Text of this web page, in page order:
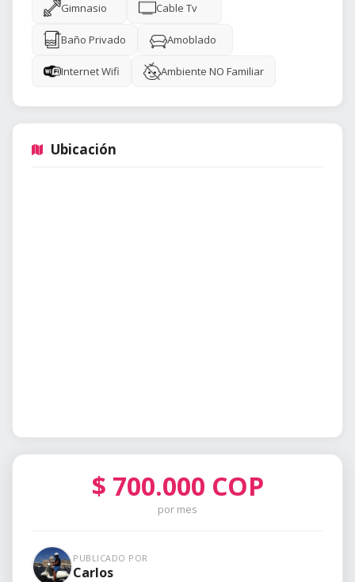
Gimnasio Cable Tv
Baño Privado Amoblado
Internet Wifi Ambiente NO Familiar
Ubicación
$ 700.000 COP
por mes
PUBLICADO POR
Carlos